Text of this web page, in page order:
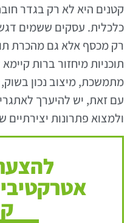
קטנים היא לא רק בגדר
כלכלית. עסקים ששמים דגש
רק מכסף אלא גם מהכרת
תוכניות מיחזור ברות
מתמשכת, מיצוב נכון
עם זאת, יש להיערך
ולמצוא פתרונות יצירתיים